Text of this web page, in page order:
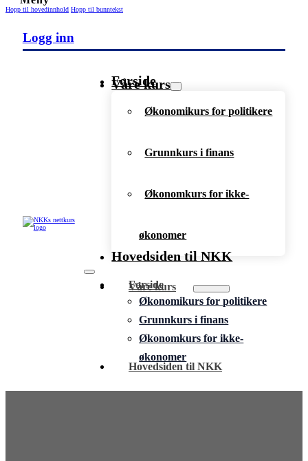
Hopp til hovedinnhold Hopp til bunntekst
Logg inn
Forside
Våre kurs
Økonomikurs for politikere
Grunnkurs i finans
Økonomkurs for ikke-
økonomer
Hovedsiden til NKK
Forside
Våre kurs
Økonomikurs for politikere
Grunnkurs i finans
Økonomkurs for ikke-
økonomer
Hovedsiden til NKK